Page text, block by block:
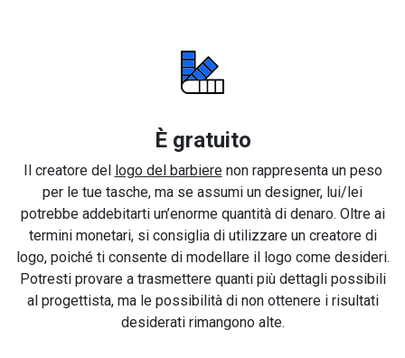
È gratuito
Il creatore del logo del barbierenon rappresenta un peso
per le tue tasche, ma se assumi un designer, lui/lei
potrebbe addebitarti un’enorme quantità di denaro. Oltre ai
termini monetari, si consiglia di utilizzare un creatore di
logo, poiché ti consente di modellare il logo come desideri.
Potresti provare a trasmettere quanti più dettagli possibili
al progettista, ma le possibilità di non ottenere i risultati
desiderati rimangono alte.